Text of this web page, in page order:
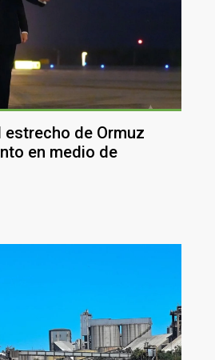
de Ormuz
en medio de